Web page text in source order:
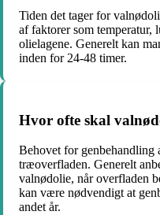
Tiden det tager for
af faktorer som
olielagene. Generelt kan
inden for 24-48 timer.
Hvor ofte skal
Behovet for genbehandling
træoverfladen. Generelt
valnødolie, når overfladen
kan være nødvendigt at
andet år.